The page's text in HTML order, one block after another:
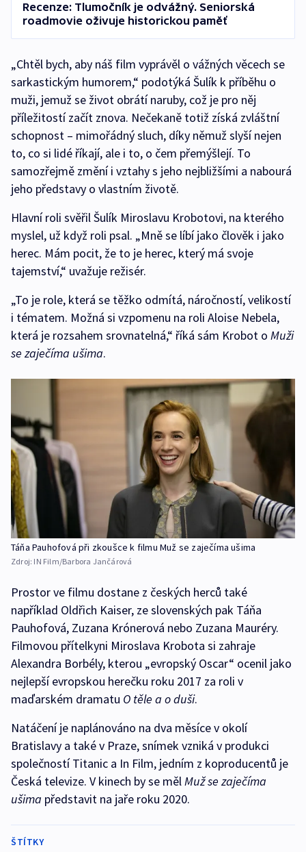
Recenze: Tlumočník je odvážný. Seniorská
roadmovie oživuje historickou paměť
„Chtěl bych, aby náš film vyprávěl o vážných věcech se
sarkastickým humorem,“ podotýká Šulík k příběhu o
muži, jemuž se život obrátí naruby, což je pro něj
příležitostí začít znova. Nečekaně totiž získá zvláštní
schopnost – mimořádný sluch, díky němuž slyší nejen
to, co si lidé říkají, ale i to, o čem přemýšlejí. To
samozřejmě změní i vztahy s jeho nejbližšími a nabourá
jeho představy o vlastním životě.
Hlavní roli svěřil Šulík Miroslavu Krobotovi, na kterého
myslel, už když roli psal. „Mně se líbí jako člověk i jako
herec. Mám pocit, že to je herec, který má svoje
tajemství,“ uvažuje režisér.
„To je role, která se těžko odmítá, náročností, velikostí
i tématem. Možná si vzpomenu na roli Aloise Nebela,
která je rozsahem srovnatelná,“ říká sám Krobot o Muži
se zaječíma ušima.
Táňa Pauhofová při zkoušce k filmu Muž se zaječíma ušima
Zdroj: IN Film/Barbora Jančárová
Prostor ve filmu dostane z českých herců také
například Oldřich Kaiser, ze slovenských pak Táňa
Pauhofová, Zuzana Krónerová nebo Zuzana Mauréry.
Filmovou přítelkyni Miroslava Krobota si zahraje
Alexandra Borbély, kterou „evropský Oscar“ ocenil jako
nejlepší evropskou herečku roku 2017 za roli v
maďarském dramatu O těle a o duši.
Natáčení je naplánováno na dva měsíce v okolí
Bratislavy a také v Praze, snímek vzniká v produkci
společností Titanic a In Film, jedním z koproducentů je
Česká televize. V kinech by se mělMuž se zaječíma
ušima představit na jaře roku 2020.
ŠTÍTKY